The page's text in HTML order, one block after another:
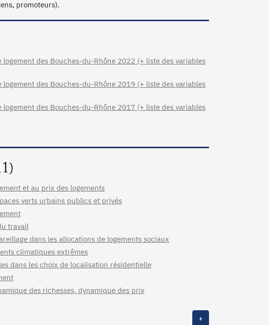
des Bouches-du-Rhône 2022 (+ liste des variables
des Bouches-du-Rhône 2019 (+ liste des variables
des Bouches-du-Rhône 2017 (+ liste des variables
et au prix des logements
verts urbains publics et privés
travail
dans les allocations de logements sociaux
climatiques extrêmes
dans les choix de localisation résidentielle
des richesses, dynamique des prix
+